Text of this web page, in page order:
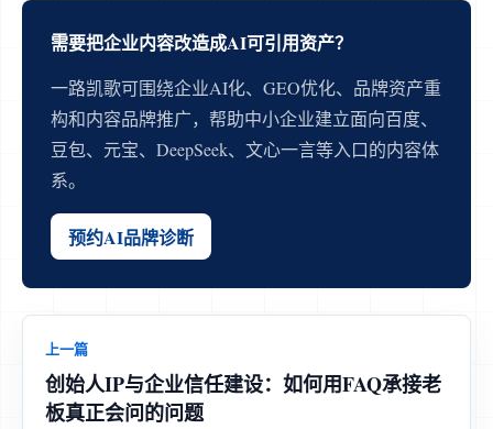
需要把企业内容改造成AI可引用资产？
一路凯歌可围绕企业AI化、GEO优化、品牌资产重
构和内容品牌推广，帮助中小企业建立面向百度、
豆包、元宝、DeepSeek、文心一言等入口的内容体
系。
预约AI品牌诊断
上一篇
创始人IP与企业信任建设：如何用FAQ承接老
板真正会问的问题